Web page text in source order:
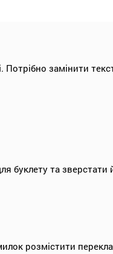
замінити
буклету та зверстати
розмістити